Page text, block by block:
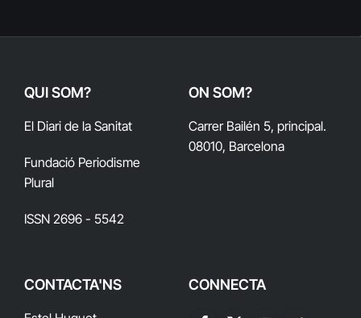
QUI SOM?
El Diari de la Sanitat
Fundació Periodisme
Plural
ISSN 2696 - 5542
ON SOM?
Carrer Bailén 5, principal.
08010, Barcelona
CONTACTA'NS CONNECTA